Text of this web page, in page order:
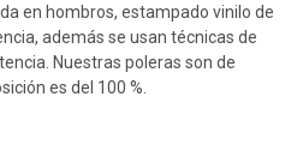
en hombros, estampado vinilo de
además se usan técnicas de
Nuestras poleras son de
es del 100 %.